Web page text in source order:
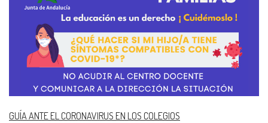
GUÍA ANTE EL CORONAVIRUS EN LOS COLEGIOS